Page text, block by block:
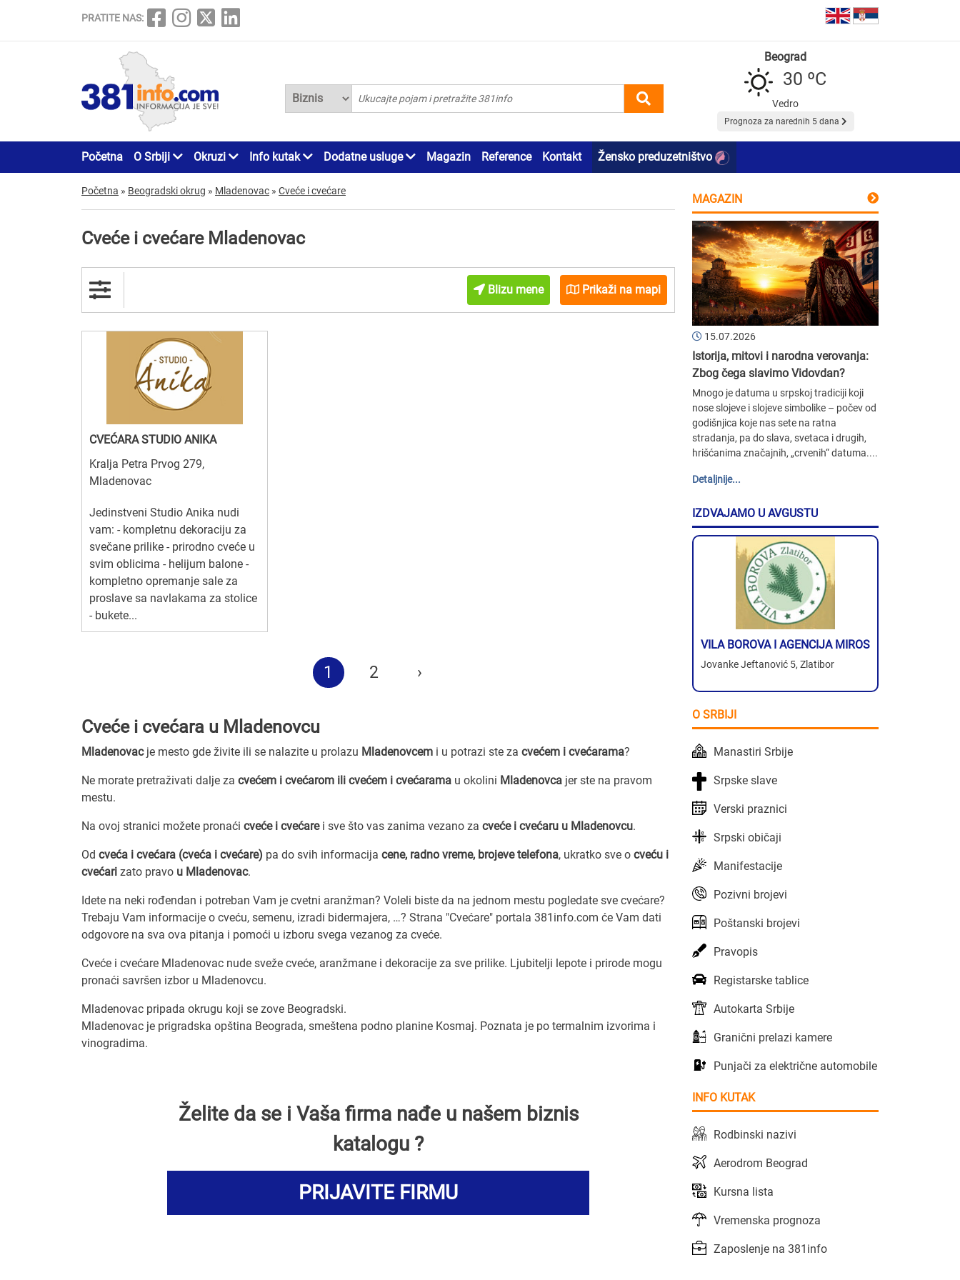
PRATITE NAS:
Beograd
30 ºC
Vedro
Prognoza za narednih 5 dana
Početna O Srbiji Okruzi Info kutak Dodatne usluge Magazin Reference Kontakt Žensko preduzetništvo
Početna » Beogradski okrug » Mladenovac » Cveće i cvećare
Cveće i cvećare Mladenovac
Blizu mene Prikaži na mapi
CVEĆARA STUDIO ANIKA
Kralja Petra Prvog 279,
Mladenovac
Jedinstveni Studio Anika nudi
vam: - kompletnu dekoraciju za
svečane prilike - prirodno cveće u
svim oblicima - helijum balone -
kompletno opremanje sale za
proslave sa navlakama za stolice
- bukete...
1 2 ›
Cveće i cvećara u Mladenovcu
Mladenovacje mesto gde živite ili se nalazite u prolazu Mladenovcem i u potrazi ste za cvećem i cvećarama?
Ne morate pretraživati dalje za cvećem i cvećarom ili cvećem i cvećarama u okolini Mladenovca jer ste na pravom
mestu.
Na ovoj stranici možete pronaći cveće i cvećarei sve što vas zanima vezano za cveće i cvećaru u Mladenovcu.
Od cveća i cvećara (cveća i cvećare) pa do svih informacija cene, radno vreme, brojeve telefona, ukratko sve o cveću i
cvećari zato pravo u Mladenovac.
Idete na neki rođendan i potreban Vam je cvetni aranžman? Voleli biste da na jednom mestu pogledate sve cvećare?
Trebaju Vam informacije o cveću, semenu, izradi bidermajera, …? Strana "Cvećare" portala 381info.com će Vam dati
odgovore na sva ova pitanja i pomoći u izboru svega vezanog za cveće.
Cveće i cvećare Mladenovac nude sveže cveće, aranžmane i dekoracije za sve prilike. Ljubitelji lepote i prirode mogu
pronaći savršen izbor u Mladenovcu.
Mladenovac pripada okrugu koji se zove Beogradski.
Mladenovac je prigradska opština Beograda, smeštena podno planine Kosmaj. Poznata je po termalnim izvorima i
vinogradima.
Želite da se i Vaša firma nađe u našem biznis
katalogu ?
PRIJAVITE FIRMU
MAGAZIN
15.07.2026
Istorija, mitovi i narodna verovanja:
Zbog čega slavimo Vidovdan?
Mnogo je datuma u srpskoj tradiciji koji
nose slojeve i slojeve simbolike – počev od
godišnjica koje nas sete na ratna
stradanja, pa do slava, svetaca i drugih,
hrišćanima značajnih, „crvenih“ datuma....
Detaljnije...
IZDVAJAMO U AVGUSTU
VILA BOROVA I AGENCIJA MIROS
Jovanke Jeftanović 5, Zlatibor
O SRBIJI
Manastiri Srbije
Srpske slave
Verski praznici
Srpski običaji
Manifestacije
Pozivni brojevi
Poštanski brojevi
Pravopis
Registarske tablice
Autokarta Srbije
Granični prelazi kamere
Punjači za električne automobile
INFO KUTAK
Rodbinski nazivi
Aerodrom Beograd
Kursna lista
Vremenska prognoza
Zaposlenje na 381info